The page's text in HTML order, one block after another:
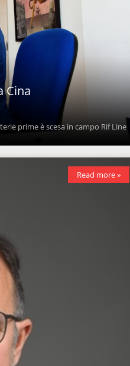
Cina
prime è scesa in campo Rif Line
Read more »